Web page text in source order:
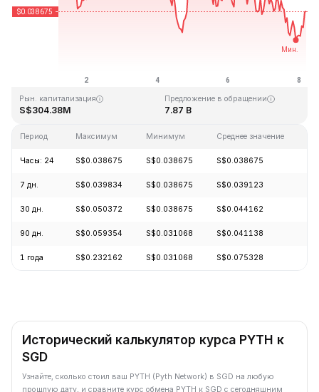
Рын. капитализация
S$304.38M
Предложение в обращении
7.87 B
Период Максимум Минимум Среднее значение
Часы: 24 S$0.038675 S$0.038675 S$0.038675
7 дн. S$0.039834 S$0.038675 S$0.039123
30 дн. S$0.050372 S$0.038675 S$0.044162
90 дн. S$0.059354 S$0.031068 S$0.041138
1 года S$0.232162 S$0.031068 S$0.075328
Исторический калькулятор курса PYTH к
SGD
Узнайте, сколько стоил ваш PYTH (Pyth Network) в SGD на любую
прошлую дату, и сравните курс обмена PYTH к SGD с сегодняшним